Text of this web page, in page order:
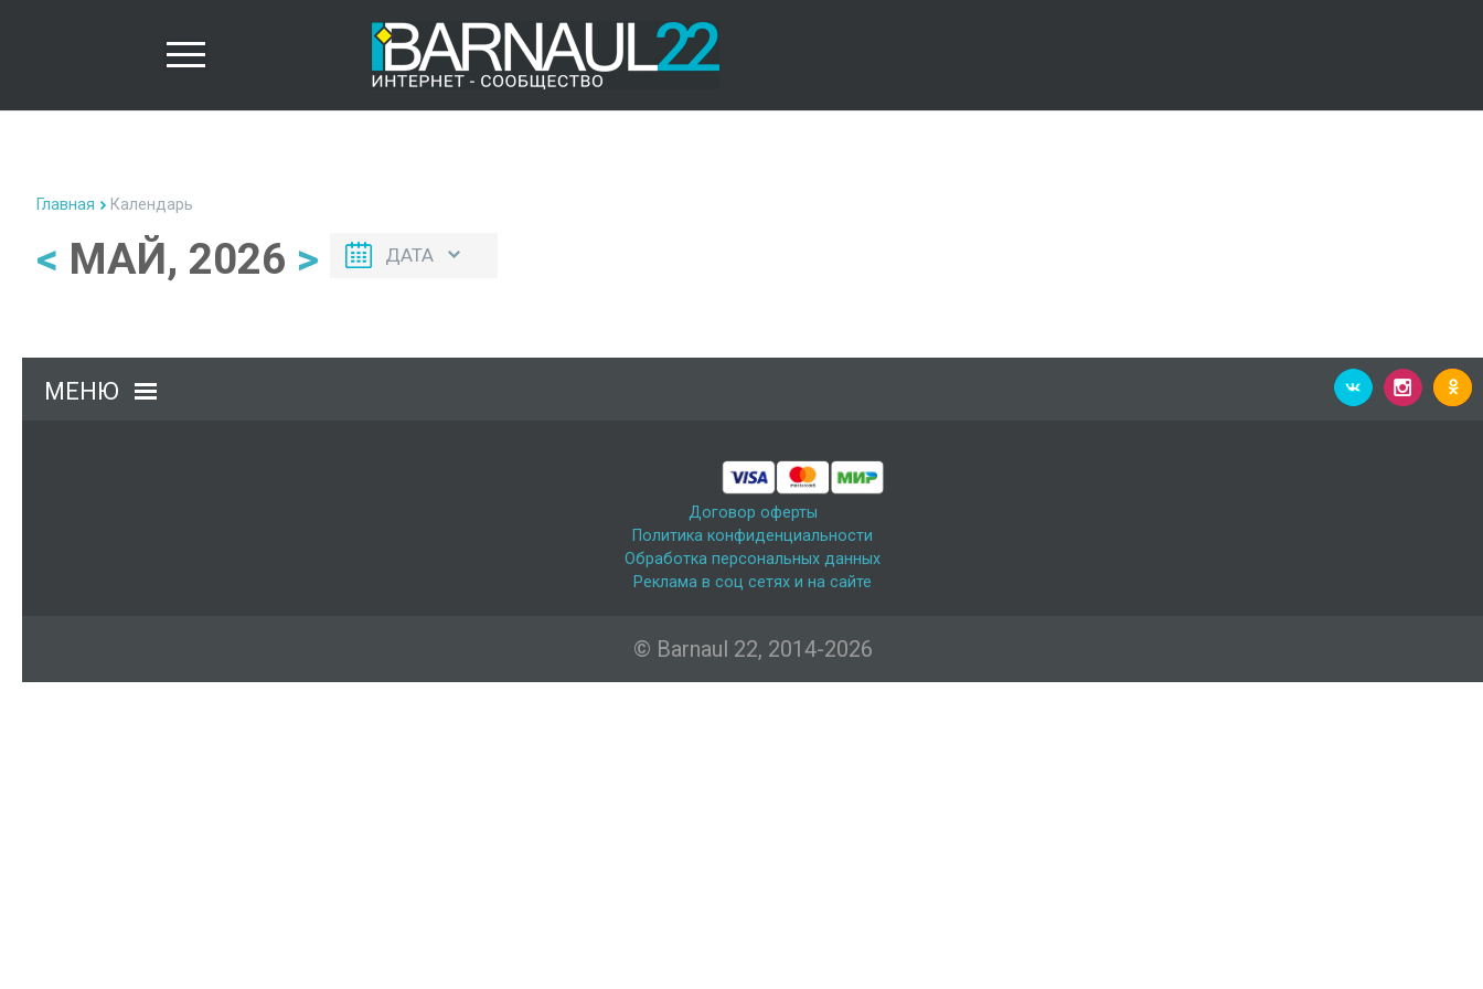
Главная Календарь
< МАЙ, 2026 > ДАТА
МЕНЮ
Договор оферты
Политика конфиденциальности
Обработка персональных данных
Реклама в соц сетях и на сайте
© Barnaul 22, 2014-2026